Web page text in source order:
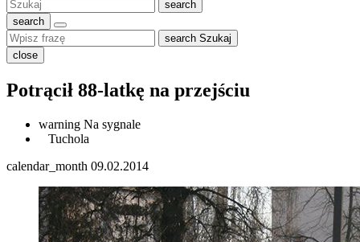
search
search
search Szukaj
close
Potrącił 88-latkę na przejściu
warning Na sygnale
Tuchola
calendar_month 09.02.2014